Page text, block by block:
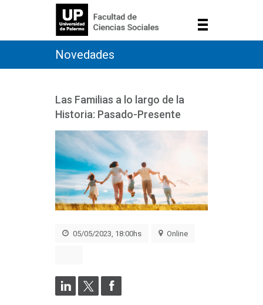
Novedades
Las Familias a lo largo de la
Historia: Pasado-Presente
05/05/2023, 18:00hs Online